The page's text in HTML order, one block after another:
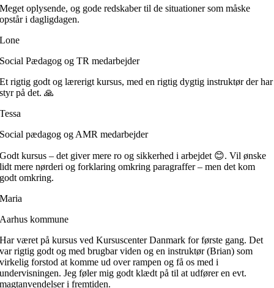
Meget oplysende, og gode redskaber til de situationer som måske
opstår i dagligdagen.
Lone
Social Pædagog og TR medarbejder
Et rigtig godt og lærerigt kursus, med en rigtig dygtig instruktør der har
styr på det. 🙏
Tessa
Social pædagog og AMR medarbejder
Godt kursus – det giver mere ro og sikkerhed i arbejdet 😊. Vil ønske
lidt mere nørderi og forklaring omkring paragraffer – men det kom
godt omkring.
Maria
Aarhus kommune
Har været på kursus ved Kursuscenter Danmark for første gang. Det
var rigtig godt og med brugbar viden og en instruktør (Brian) som
virkelig forstod at komme ud over rampen og få os med i
undervisningen. Jeg føler mig godt klædt på til at udfører en evt.
magtanvendelser i fremtiden.